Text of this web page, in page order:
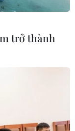
trở thành